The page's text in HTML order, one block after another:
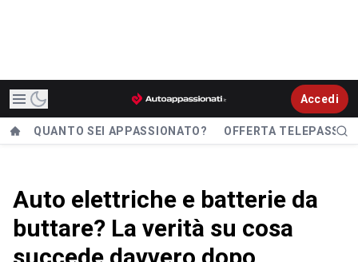
Accedi
QUANTO SEI APPASSIONATO? OFFERTA TELEPASS
Auto elettriche e batterie da
buttare? La verità su cosa